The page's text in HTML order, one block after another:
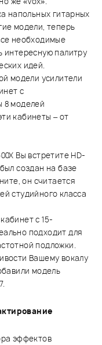
напольных гитарных
модели, теперь
необходимые
интересную палитру
идей.
модели усилители
с
8 моделей
кабинеты – от
Вы встретите HD-
создан на базе
он считается
студийного класса
с 15-
подходит для
подложки.
Вашему вокалу
модель
эффектов